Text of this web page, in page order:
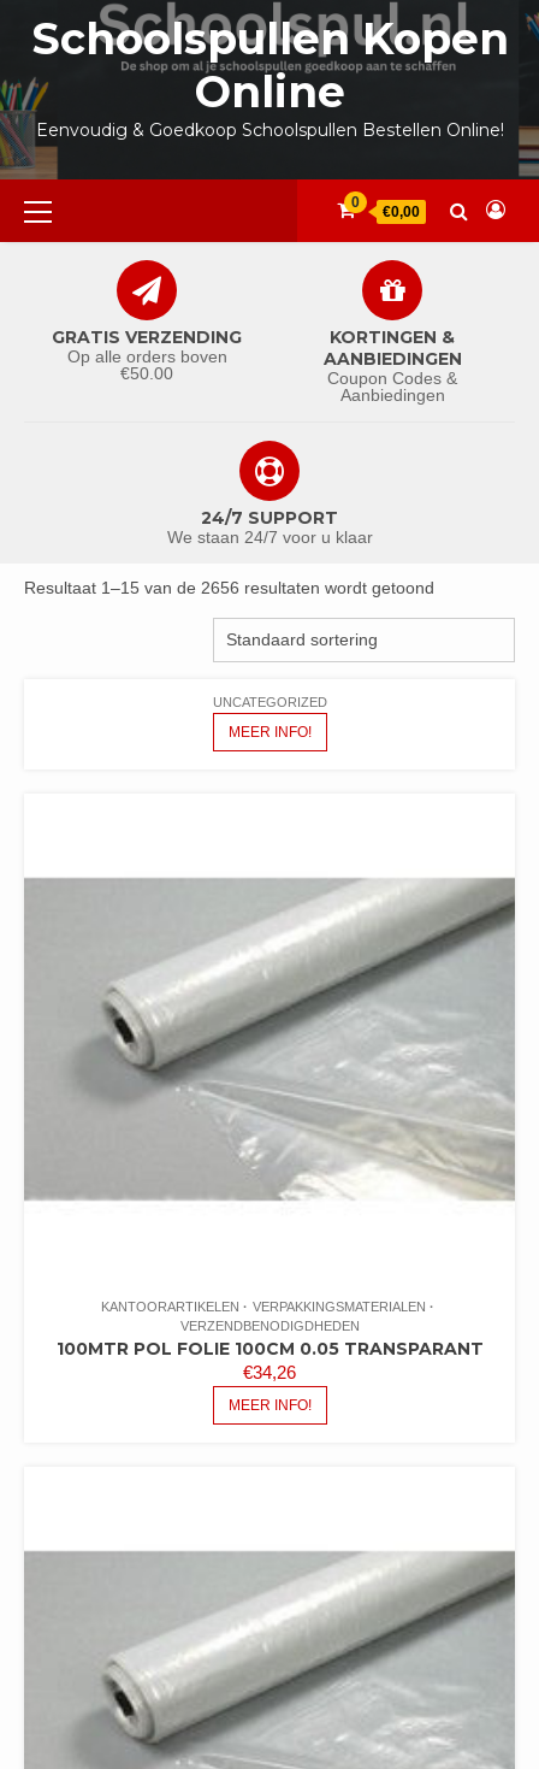
inhoud
Schoolspullen Kopen
Online
Eenvoudig & Goedkoop Schoolspullen Bestellen Online!
Primair
menu
0
€0,00
GRATIS VERZENDING
Op alle orders boven
€50.00
KORTINGEN &
AANBIEDINGEN
Coupon Codes &
Aanbiedingen
24/7 SUPPORT
We staan 24/7 voor u klaar
Resultaat 1–15 van de 2656 resultaten wordt getoond
UNCATEGORIZED
MEER INFO!
KANTOORARTIKELEN
VERPAKKINGSMATERIALEN
VERZENDBENODIGDHEDEN
100MTR POL FOLIE 100CM 0.05 TRANSPARANT
€34,26
MEER INFO!